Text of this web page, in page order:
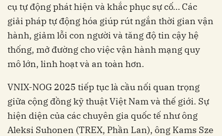
cụ tự động phát hiện và khắc phục sự cố… Các
giải pháp tự động hóa giúp rút ngắn thời gian vận
hành, giảm lỗi con người và tăng độ tin cậy hệ
thống, mở đường cho việc vận hành mạng quy
mô lớn, linh hoạt và an toàn hơn.
VNIX-NOG 2025 tiếp tục là cầu nối quan trọng
giữa cộng đồng kỹ thuật Việt Nam và thế giới. Sự
hiện diện của các chuyên gia quốc tế như ông
Aleksi Suhonen (TREX, Phần Lan), ông Kams Sze